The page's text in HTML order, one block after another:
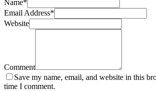
Name*
Email Address*
Website
Comment
Save my name, email, and website in this
time I comment.